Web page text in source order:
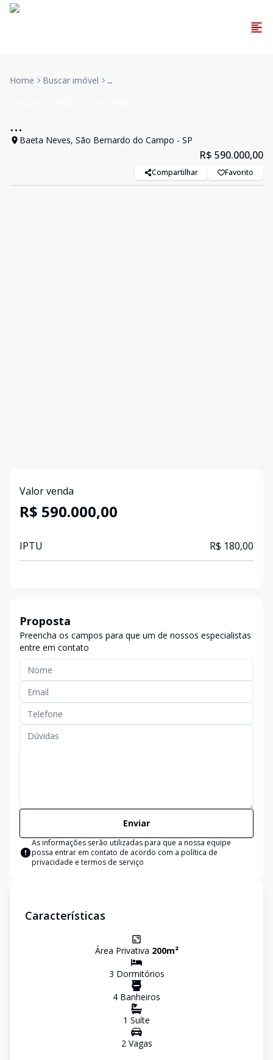
Home Buscar imóvel ...
...
Baeta Neves, São Bernardo do Campo - SP
R$ 590.000,00
Compartilhar Favorito
Valor venda
R$ 590.000,00
IPTU R$ 180,00
Proposta
Preencha os campos para que um de nossos especialistas
entre em contato
Enviar
As informações serão utilizadas para que a nossa equipe
possa entrar em contato de acordo com a política de
privacidade e termos de serviço
Características
Área Privativa 200m²
3 Dormitórios
4 Banheiros
1 Suíte
2Vagas